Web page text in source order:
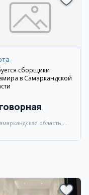
сборщики
в Самаркандской
область,